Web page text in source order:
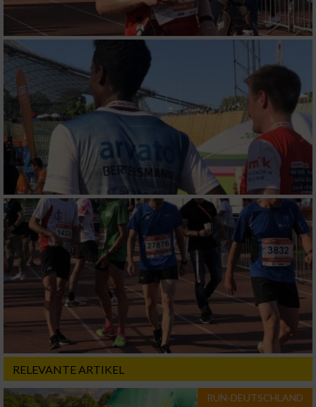
RELEVANTE ARTIKEL
RUN-DEUTSCHLAND
IAB-Besonderheiten:
Verwendung genauer Standortdaten
Geräte anhand von aktiv angeforderten
Informationen identifizieren
Nicht-IAB-Verarbeitungszwecke:
Notwendig
Performance
Funktional
Werbung